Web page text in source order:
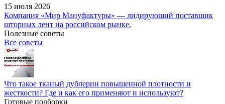
15 июля 2026
Компания «Мир Мануфактуры» — лидирующий поставщик
шторных лент на российском рынке.
Полезные советы
Все советы
Что такое тканый дублерин повышенной плотности и
жесткости? Где и как его применяют и используют?
Готовые подборки